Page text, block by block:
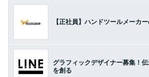
【正社員】ハンドツールメーカ
グラフィックデザイナー募集！
を創る